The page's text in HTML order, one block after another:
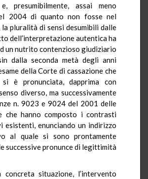
presumibilmente, assai meno
2004 di quanto non fosse nel
pluralità di sensi desumibili dalle
dell’interpretazione autentica ha
un nutrito contenzioso giudiziario
dalla seconda metà degli anni
della Corte di cassazione che
è pronunciata, dapprima con
diverso, ma successivamente
n. 9023 e 9024 del 2001 delle
che hanno composto i contrasti
esistenti, enunciando un indirizzo
al quale si sono prontamente
successive pronunce di legittimità
concreta situazione, l’intervento